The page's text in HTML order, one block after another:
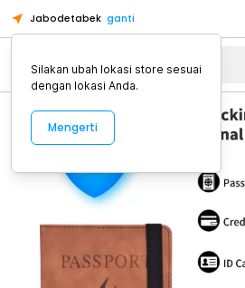
Jabodetabek ganti
Alat Kopi
Silakan ubah lokasi store sesuai
dengan lokasi Anda.
Mengerti